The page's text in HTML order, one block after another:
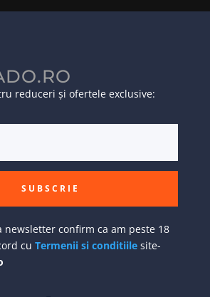
reduceri și ofertele exclusive:
SUBSCRIE
newsletter confirm ca am peste 18
cu Termenii si conditiilesite-